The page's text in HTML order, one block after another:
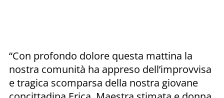
“Con profondo dolore questa mattina la
nostra comunità ha appreso dell’improvvisa
e tragica scomparsa della nostra giovane